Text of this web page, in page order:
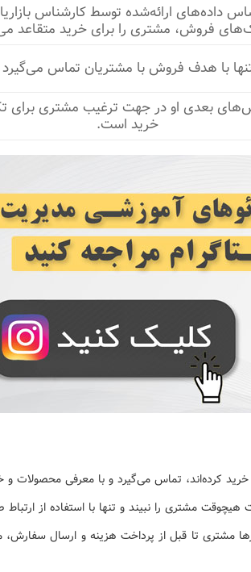
داده‌های ارائه‌شده توسط کارشناس
فروش، مشتری را برای خرید متقاعد
با هدف فروش با مشتریان تماس می‌گیرد
بعدی او در جهت ترغیب مشتری برای
خرید است.
کرده‌اند، تماس می‌گیرد و با معرفی محصولات و
مشتری را نبیند و تنها با استفاده از ارتباط
مشتری تا قبل از پرداخت هزینه و ارسال